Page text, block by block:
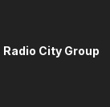
Radio City Group